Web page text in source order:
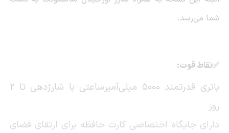
شما می‌رسد.
✅نقاط قوت:
باتری قدرتمند 5000 میلی‌آمپرساعتی با شارژدهی تا 2
روز
دارای جایگاه اختصاصی کارت حافظه برای ارتقای فضای